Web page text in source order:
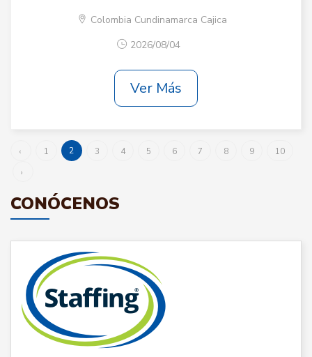
Colombia Cundinamarca Cajica
2026/08/04
Ver Más
‹ 1 2 3 4 5 6 7 8 9
10
›
CONÓCENOS